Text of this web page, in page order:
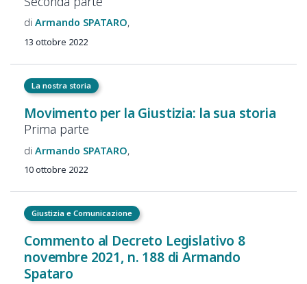
Armando SPATARO
13 ottobre 2022
La nostra storia
Movimento per la Giustizia: la sua storia
Prima parte
Armando SPATARO
10 ottobre 2022
Giustizia e Comunicazione
Commento al Decreto Legislativo 8
novembre 2021, n. 188 di Armando
Spataro